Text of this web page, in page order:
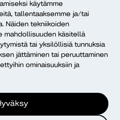
käytämme
tallentaaksemme ja/tai
Näiden tekniikoiden
mahdollisuuden käsitellä
tai yksilöllisiä tunnuksia
jättäminen tai peruuttaminen
ominaisuuksiin ja